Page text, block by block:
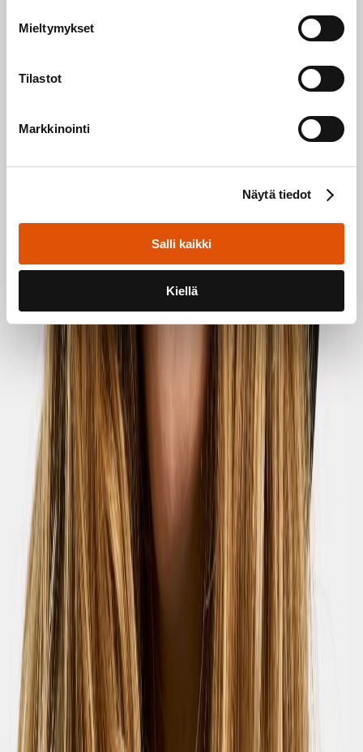
Mieltymykset
Tilastot
Markkinointi
Näytä tiedot
Salli kaikki
Kiellä